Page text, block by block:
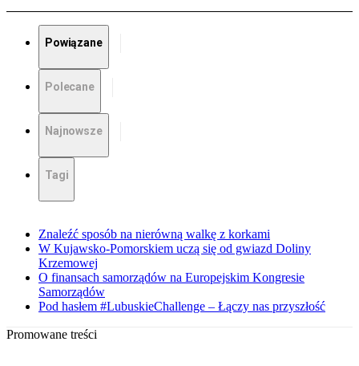
Powiązane
Polecane
Najnowsze
Tagi
Znaleźć sposób na nierówną walkę z korkami
W Kujawsko-Pomorskiem uczą się od gwiazd Doliny
Krzemowej
O finansach samorządów na Europejskim Kongresie
Samorządów
Pod hasłem #LubuskieChallenge – Łączy nas przyszłość
Promowane treści